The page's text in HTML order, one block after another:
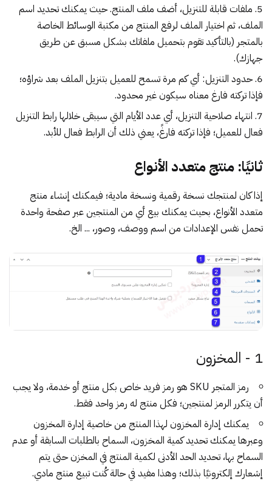
ملفات قابلة للتنزيل، أضف ملف المنتج. حيث يمكنك تحديد اسم
الملف، ثم اختيار الملف لرفع المنتج من مكتبة الوسائط الخاصة
بالمتجر (بالتأكيد تقوم بتحميل ملفاتك بشكل مسبق عن طريق
جهازك).
حدود التنزيل: أي كم مرة تسمح للعميل بتنزيل الملف بعد شراؤه؛
فإذا تركته فارغ معناه سيكون غير محدود.
انتهاء صلاحية التنزيل، أي عدد الأيام التي سيبقى خلالها رابط التنزيل
فعال للعميل؛ فإذا تركته فارغً، يعني ذلك أن الرابط فعال للأبد.
ثانيًا: منتج متعدد الأنواع
إذا كان لمنتجك نسخة رقمية ونسخة مادية؛ فيمكنك إنشاء منتج
متعدد الأنواع، بحيث يمكنك بيع أي من المنتجين عبر صفحة واحدة
تحمل نفس الإعدادات من اسم ووصف، وصور، ... الخ.
1 - المخزون
رمز المتجر SKU هو رمز فريد خاص بكل منتج أو خدمة، ولا يجب
أن يتكرر الرمز لمنتجين؛ فكل منتج له رمز واحد فقط.
يمكنك إدارة المخزون لهذا المنتج من خاصية إدارة المخزون
وعبرها يمكنك تحديد كمية المخزون، السماح بالطلبات السابقة أو عدم
السماح بها، تحديد الحد الأدنى لكمية المنتج في المخزن حتى يتم
إشعارك إلكترونيًا بذلك؛ وهذا مفيد في حالة كُنت تبيع منتج مادي.